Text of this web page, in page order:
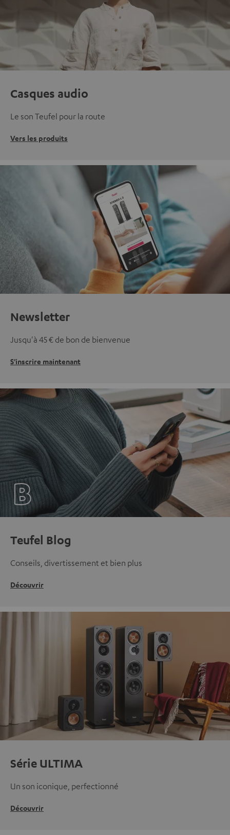
Casques audio
Le son Teufel pour la route
Vers les produits
Newsletter
Jusqu'à 45 € de bon de bienvenue
S'inscrire maintenant
Teufel Blog
Conseils, divertissement et bien plus
Découvrir
Série ULTIMA
Un son iconique, perfectionné
Découvrir